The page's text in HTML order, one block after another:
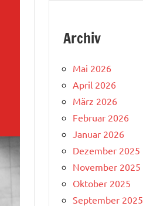
Archiv
Mai 2026
April 2026
März 2026
Februar 2026
Januar 2026
Dezember 2025
November 2025
Oktober 2025
September 2025